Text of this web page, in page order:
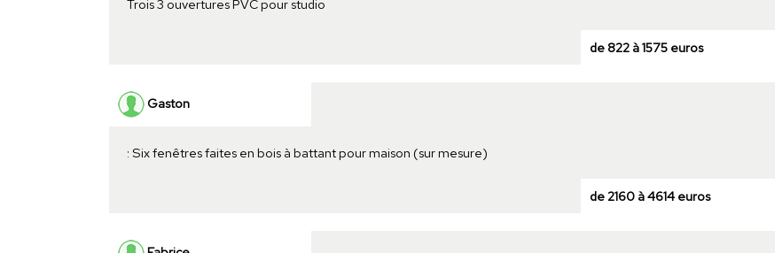
Trois 3 ouvertures PVC pour studio
de 822 à 1575 euros
Gaston
: Six fenêtres faites en bois à battant pour maison (sur mesure)
de 2160 à 4614 euros